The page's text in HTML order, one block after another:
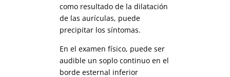
como resultado de la dilatación
de las aurículas, puede
precipitar los síntomas.
En el examen físico, puede ser
audible un soplo continuo en el
borde esternal inferior